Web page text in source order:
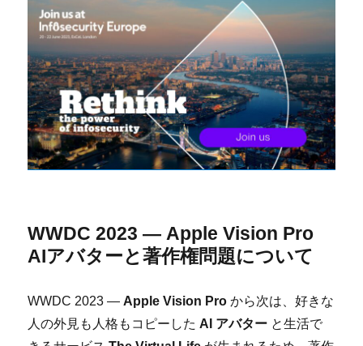
WWDC 2023 —Apple Vision Pro
AIアバターと著作権問題について
WWDC 2023 — Apple Vision Pro から次は、好きな
人の外見も人格もコピーした AI アバター と生活で